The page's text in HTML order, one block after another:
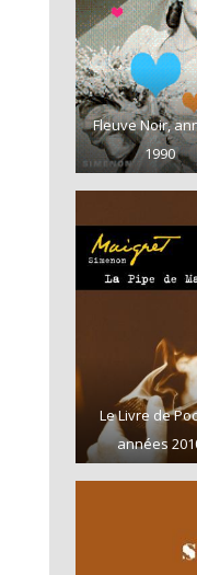
Fleuve Noir,
1990
Le Livre de
années